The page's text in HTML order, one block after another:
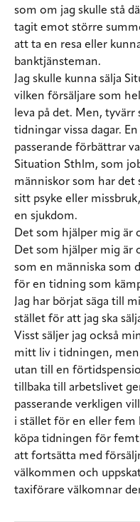
som om jag skulle stå
tagit emot större
att ta en resa eller
banktjänsteman.
Jag skulle kunna sälja
vilken försäljare som
leva på det. Men, tyvärr
tidningar vissa dagar.
passerande förbättrar
Situation Sthlm, som
människor som har det
sitt psyke eller
en sjukdom.
Det som hjälper mig är
Det som hjälper mig är
som en människa som
för en tidning som
Jag har börjat säga till
stället för att jag ska
Visst säljer jag också
mitt liv i tidningen,
utan till en
tillbaka till arbetslivet
passerande verkligen
i stället för en eller
köpa tidningen för
att fortsätta med
välkommen och
taxiförare välkomnar